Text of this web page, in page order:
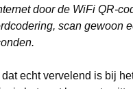
door de WiFi QR-
scan gewoon
echt vervelend is bij